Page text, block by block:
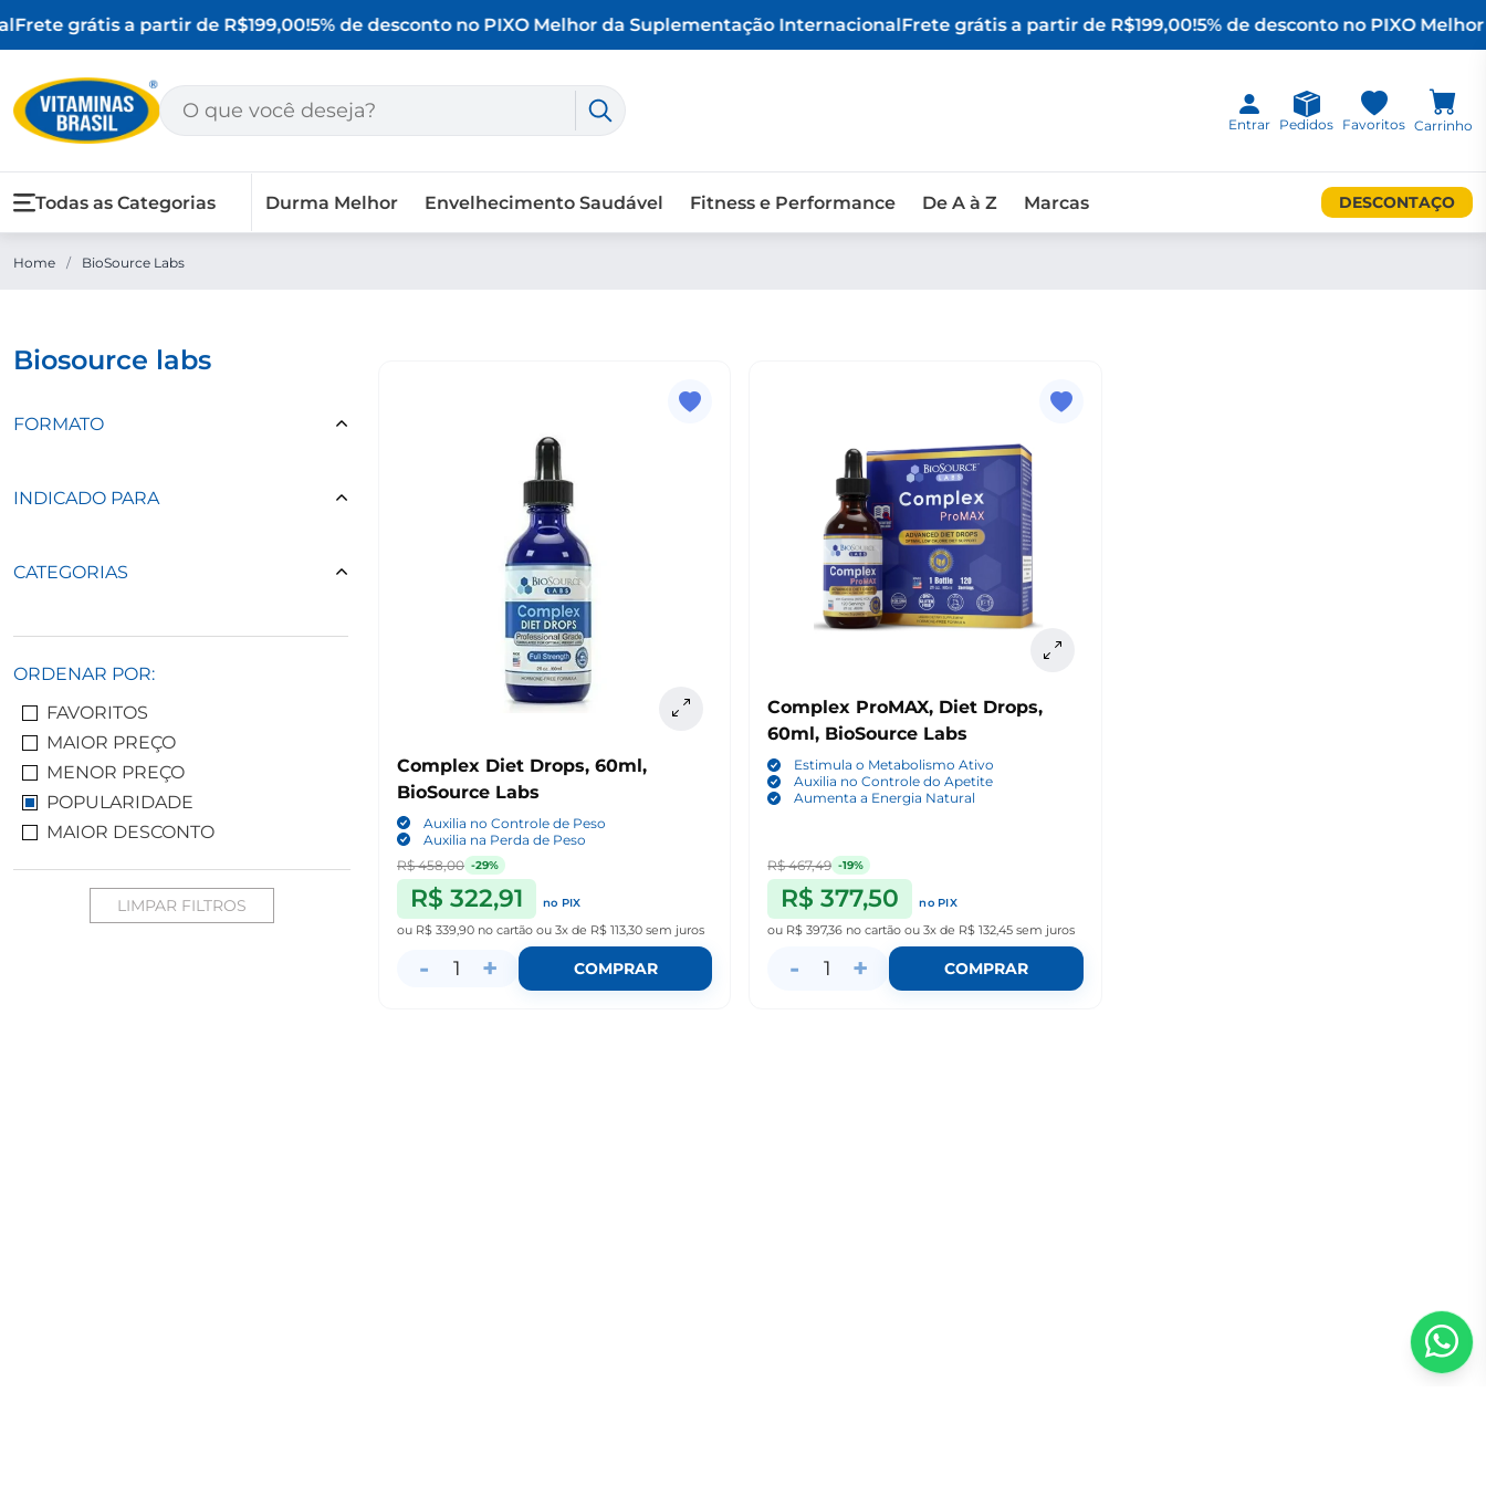
Frete grátis a partir de R$199,00!5% de desconto no PIXO Melhor da Suplementação InternacionalFrete grátis a partir de R$199,00!5% de desconto no PIXO Melhor
Entrar Pedidos Favoritos Carrinho
Todas as Categorias Durma Melhor Envelhecimento Saudável Fitness e Performance De A à Z Marcas DESCONTAÇO
Home / BioSource Labs
biosource labs
FORMATO
INDICADO PARA
CATEGORIAS
ORDENAR POR:
FAVORITOS
MAIOR PREÇO
MENOR PREÇO
POPULARIDADE
MAIOR DESCONTO
LIMPAR FILTROS
Complex Diet Drops, 60ml,
BioSource Labs
Auxilia no Controle de Peso
Auxilia na Perda de Peso
R$ 458,00 -29%
R$ 322,91
no PIX
ou R$ 339,90 no cartão ou 3x de R$ 113,30 sem juros
- 1 + COMPRAR
Complex ProMAX, Diet Drops,
60ml, BioSource Labs
Estimula o Metabolismo Ativo
Auxilia no Controle do Apetite
Aumenta a Energia Natural
R$ 467,49 -19%
R$ 377,50
no PIX
ou R$ 397,36 no cartãoou3x de R$ 132,45 sem juros
- 1 + COMPRAR